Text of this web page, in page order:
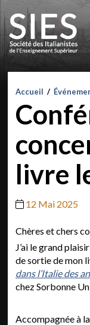
Accueil /
livre
12 Mai 2025
Chères et chers
J’ai le grand
de sortie de mon
dans l’Italie des
chez Sorbonne
Accompagnée à